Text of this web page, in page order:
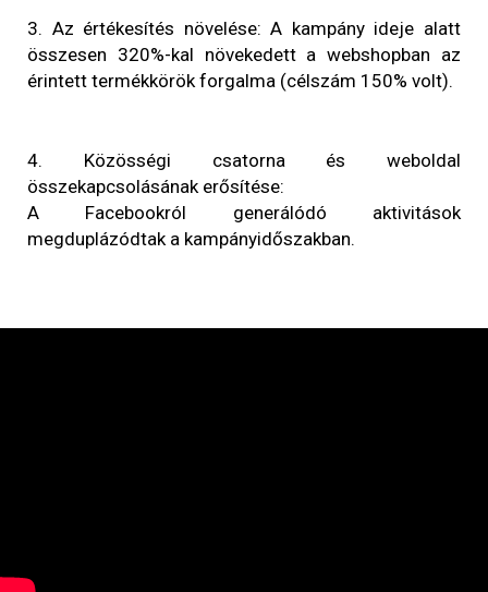
3. Az értékesítés növelése: A kampány ideje alatt
összesen 320%-kal növekedett a webshopban az
érintett termékkörök forgalma (célszám 150% volt).
4. Közösségi csatorna és weboldal
összekapcsolásának erősítése:
A Facebookról generálódó aktivitások
megduplázódtak a kampányidőszakban.